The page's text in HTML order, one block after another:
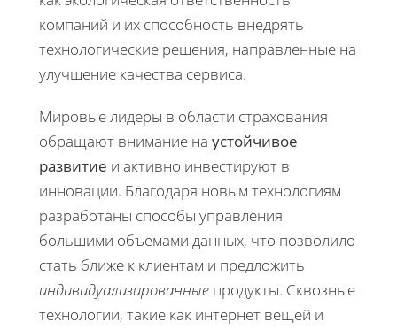
компаний и их способность внедрять
технологические решения, направленные на
улучшение качества сервиса.
Мировые лидеры в области страхования
обращают внимание на устойчивое
развитие и активно инвестируют в
инновации. Благодаря новым технологиям
разработаны способы управления
большими объемами данных, что позволило
стать ближе к клиентам и предложить
индивидуализированные продукты. Сквозные
технологии, такие как интернет вещей и